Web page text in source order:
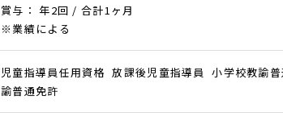
賞与： 年2回 / 合計1ヶ月
※業績による
児童指導員任用資格 放課後児童指導員 小学校教諭
諭普通免許